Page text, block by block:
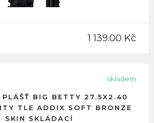
1 139.00 Kč
skladem
PLÁŠŤ BIG BETTY 27.5X2.40
TLE ADDIX SOFT BRONZE
SKIN SKLÁDACÍ